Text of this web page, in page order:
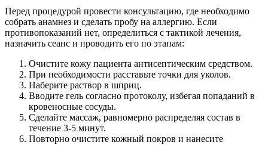
Перед процедурой провести консультацию, где необходимо
собрать анамнез и сделать пробу на аллергию. Если
противопоказаний нет, определиться с тактикой лечения,
назначить сеанс и проводить его по этапам:
Очистите кожу пациента антисептическим средством.
При необходимости расставьте точки для уколов.
Наберите раствор в шприц.
Вводите гель согласно протоколу, избегая попаданий в
кровеносные сосуды.
Сделайте массаж, равномерно распределяя состав в
течение 3-5 минут.
Повторно очистите кожный покров и нанесите